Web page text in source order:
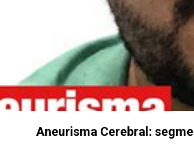
Aneurisma Cerebral: